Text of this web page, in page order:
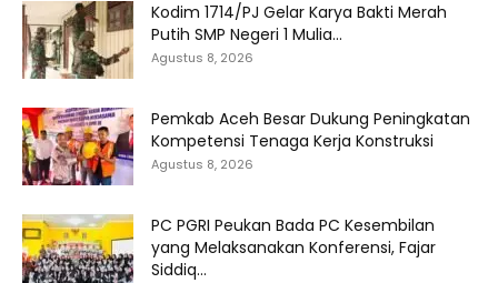
Kodim 1714/PJ Gelar Karya Bakti Merah
Putih SMP Negeri 1 Mulia...
Agustus 8, 2026
Pemkab Aceh Besar Dukung Peningkatan
Kompetensi Tenaga Kerja Konstruksi
Agustus 8, 2026
PC PGRI Peukan Bada PC Kesembilan
yang Melaksanakan Konferensi, Fajar
Siddiq...